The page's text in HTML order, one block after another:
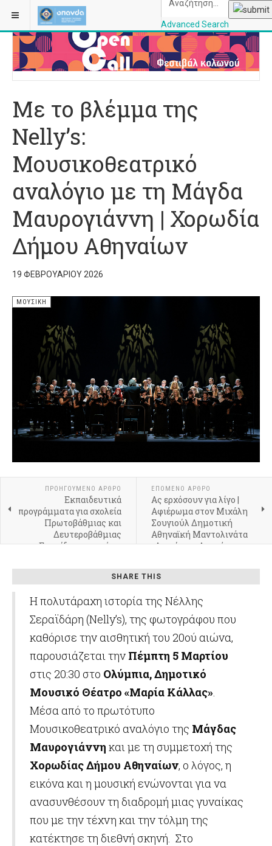
Advanced Search
ΒΡΊΣΚΕΣΤΕ ΕΔΏ: ΑΡΧΙΚΉ
Με το βλέμμα της
Nelly’s:
Μουσικοθεατρικό
αναλόγιο με τη Μάγδα
Μαυρογιάννη | Χορωδία
Δήμου Αθηναίων
19 ΦΕΒΡΟΥΑΡΊΟΥ 2026
ΜΟΥΣΙΚΉ
ΠΡΟΗΓΟΎΜΕΝΟ ΆΡΘΡΟ
Εκπαιδευτικά
προγράμματα για σχολεία
Πρωτοβάθμιας και
Δευτεροβάθμιας
Εκπαίδευσης από τα
Δήμου Αθηναίων
ΕΠΌΜΕΝΟ ΆΡΘΡΟ
Ας ερχόσουν για λίγο |
Aφιέρωμα στον Μιχάλη
Σουγιούλ Δημοτική
Αθηναϊκή Μαντολινάτα
«Διονύσιος Λαυράγκας»
SHARE THIS
Η πολυτάραχη ιστορία της Νέλλης
Σεραϊδάρη (Nelly’s), της φωτογράφου που
καθόρισε την αισθητική του 20ού αιώνα,
παρουσιάζεται την Πέμπτη 5 Μαρτίου
στις 20:30 στο Ολύμπια, Δημοτικό
Μουσικό Θέατρο «Μαρία Κάλλας»
Μέσα από το πρωτότυπο
Μουσικοθεατρικό αναλόγιο της Μάγδας
Μαυρογιάννη και με τη συμμετοχή της
Χορωδίας Δήμου Αθηναίων, ο λόγος, η
εικόνα και η μουσική ενώνονται για να
ανασυνθέσουν τη διαδρομή μιας γυναίκας
που με την τέχνη και την τόλμη της
κατέκτησε τη διεθνή σκηνή. Στο